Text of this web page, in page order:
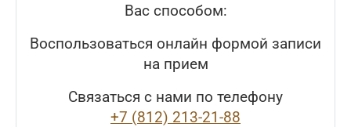
Вас способом:
Воспользоваться онлайн формой записи
на прием
Связаться с нами по телефону
+7 (812) 213-21-88